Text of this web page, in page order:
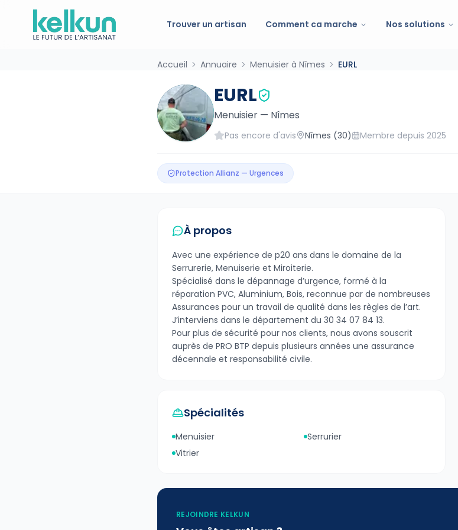
Trouver un artisan Comment ca marche Nos solutions
Accueil Annuaire Menuisier à Nîmes EURL
EURL
Menuisier — Nîmes
Pas encore d'avis Nîmes (30) Membre depuis 2025
Protection Allianz — Urgences
À propos
Avec une expérience de p20 ans dans le domaine de la
Serrurerie, Menuiserie et Miroiterie.
Spécialisé dans le dépannage d’urgence, formé à la
réparation PVC, Aluminium, Bois, reconnue par de nombreuses
Assurances pour un travail de qualité dans les règles de l’art.
J’interviens dans le département du 30 34 07 84 13.
Pour plus de sécurité pour nos clients, nous avons souscrit
auprès de PRO BTP depuis plusieurs années une assurance
décennale et responsabilité civile.
Spécialités
Menuisier
Serrurier
Vitrier
REJOINDRE KELKUN